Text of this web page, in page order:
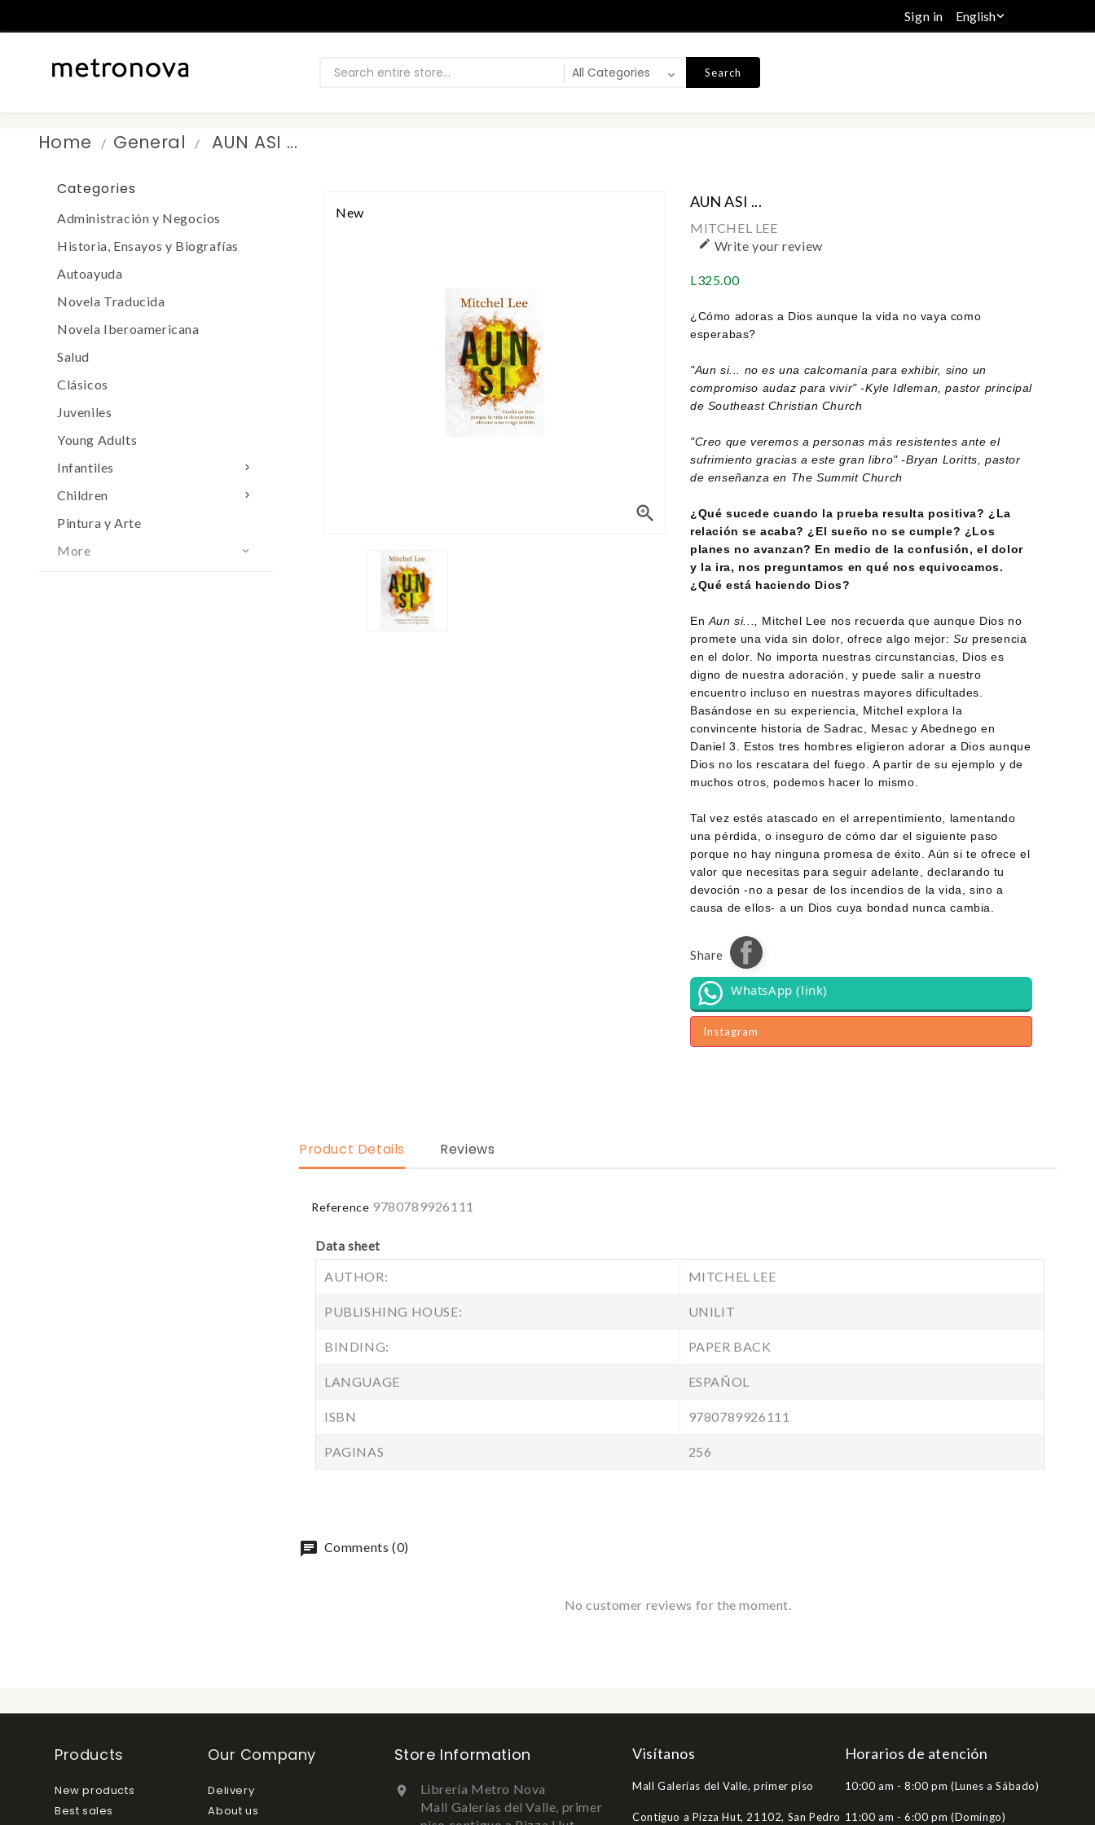
English
Sign in
Search
Home General AUN ASI ...
Categories
Administración y Negocios
Historia, Ensayos y Biografías
Autoayuda
Novela Traducida
Novela Iberoamericana
Salud
Clásicos
Juveniles
Young Adults

Infantiles

Children
Pintura y Arte
More

New

AUN ASI ...
MITCHEL LEE
 Write your review
L325.00
¿Cómo adoras a Dios aunque la vida no vaya como
esperabas?
"Aun si... no es una calcomanía para exhibir, sino un
compromiso audaz para vivir" -Kyle Idleman, pastor principal
de Southeast Christian Church
"Creo que veremos a personas más resistentes ante el
sufrimiento gracias a este gran libro" -Bryan Loritts, pastor
de enseñanza en The Summit Church
¿Qué sucede cuando la prueba resulta positiva? ¿La
relación se acaba? ¿El sueño no se cumple? ¿Los
planes no avanzan? En medio de la confusión, el dolor
y la ira, nos preguntamos en qué nos equivocamos.
¿Qué está haciendo Dios?
En Aun si...,
Mitchel Lee nos recuerda que aunque Dios no
promete una vida sin dolor, ofrece algo mejor:Su presencia
en el dolor. No importa nuestras circunstancias, Dios es
digno de nuestra adoración, y puede salir a nuestro
encuentro incluso en nuestras mayores dificultades.
Basándose en su experiencia, Mitchel explora la
convincente historia de Sadrac, Mesac y Abednego en
Daniel 3. Estos tres hombres eligieron adorar a Dios aunque
Dios no los rescatara del fuego. A partir de su ejemplo y de
muchos otros, podemos hacer lo mismo.
Tal vez estés atascado en el arrepentimiento, lamentando
una pérdida, o inseguro de cómo dar el siguiente paso
porque no hay ninguna promesa de éxito. Aún si te ofrece el
valor que necesitas para seguir adelante, declarando tu
devoción -no a pesar de los incendios de la vida, sino a
causa de ellos- a un Dios cuya bondad nunca cambia.
Share
WhatsApp (link)
Instagram
Product Details Reviews
Reference 9780789926111
Data sheet
AUTHOR: MITCHEL LEE
PUBLISHING HOUSE: UNILIT
BINDING: PAPER BACK
LANGUAGE ESPAÑOL
ISBN 9780789926111
PAGINAS 256
chat Comments (0)
No customer reviews for the moment.
Products
New products
Best sales
Our Company
Delivery
About us
Store Information

Librería Metro Nova
Mall Galerías del Valle, primer
Visítanos
Mall Galerías del Valle, primer piso
Contiguo a Pizza Hut, 21102, San Pedro
Horarios de atención
10:00 am - 8:00 pm (Lunes a Sábado)
11:00 am - 6:00 pm (Domingo)